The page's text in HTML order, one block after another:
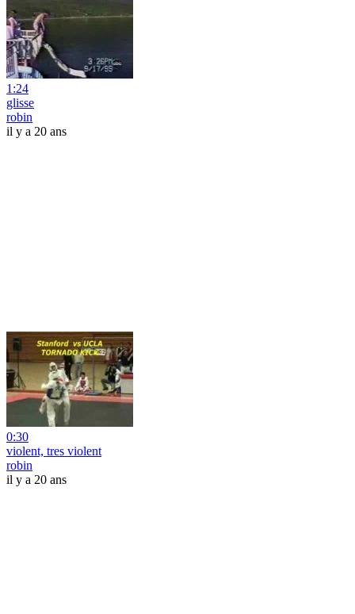
1:24
glisse
robin
il y a 20 ans
0:30
violent, tres violent
robin
il y a 20 ans